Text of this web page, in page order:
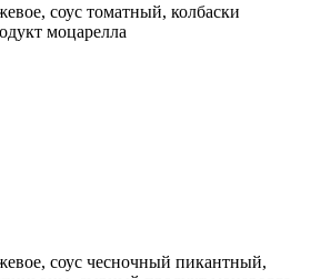
соус томатный, колбаски
моцарелла
соус чесночный пикантный,